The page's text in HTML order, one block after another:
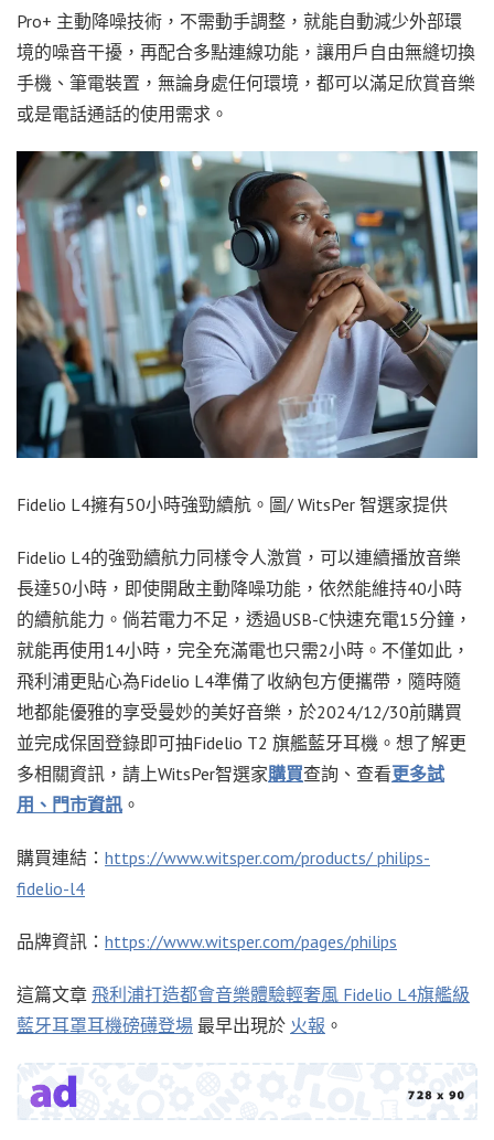
Pro+ 主動降噪技術，不需動手調整，就能自動減少外部環
境的噪音干擾，再配合多點連線功能，讓用戶自由無縫切換
手機、筆電裝置，無論身處任何環境，都可以滿足欣賞音樂
或是電話通話的使用需求。
Fidelio L4擁有50小時強勁續航。圖/ WitsPer 智選家提供
Fidelio L4的強勁續航力同樣令人激賞，可以連續播放音樂
長達50小時，即使開啟主動降噪功能，依然能維持40小時
的續航能力。倘若電力不足，透過USB-C快速充電15分鐘，
就能再使用14小時，完全充滿電也只需2小時。不僅如此，
飛利浦更貼心為Fidelio L4準備了收納包方便攜帶，隨時隨
地都能優雅的享受曼妙的美好音樂，於2024/12/30前購買
並完成保固登錄即可抽Fidelio T2 旗艦藍牙耳機。想了解更
多相關資訊，請上WitsPer智選家購買查詢、查看更多試
用、門市資訊 。
購買連結： https://www.witsper.com/products/ philips-
fidelio-l4
品牌資訊： https://www.witsper.com/pages/philips
這篇文章 飛利浦打造都會音樂體驗輕奢風 Fidelio L4旗艦級
藍牙耳罩耳機磅礡登場 最早出現於 火報 。